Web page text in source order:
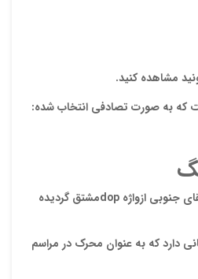
مشاهده کنید.
که به صورت تصادفی انتخاب شده:
جنوبی ازواژه dopمشتق گردیده
دارد که به عنوان محرک در مراسم